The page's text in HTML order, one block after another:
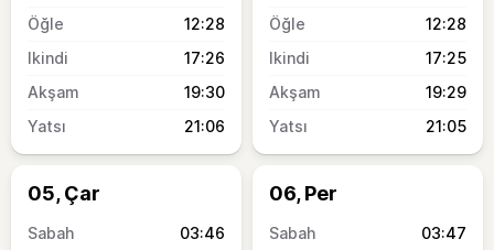
12:28
17:26
19:30
21:06
12:28
17:25
19:29
21:05
05, Çar
03:46
06, Per
03:47